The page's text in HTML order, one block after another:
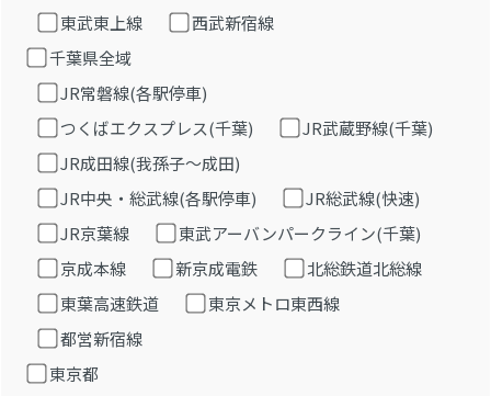
東武東上線
西武新宿線
千葉県全域
JR常磐線(各駅停車)
つくばエクスプレス(千葉)
JR武蔵野線(千葉)
JR成田線(我孫子～成田)
JR中央・総武線(各駅停車)
JR総武線(快速)
JR京葉線
東武アーバンパークライン(千葉)
京成本線
新京成電鉄
北総鉄道北総線
東葉高速鉄道
東京メトロ東西線
都営新宿線
東京都